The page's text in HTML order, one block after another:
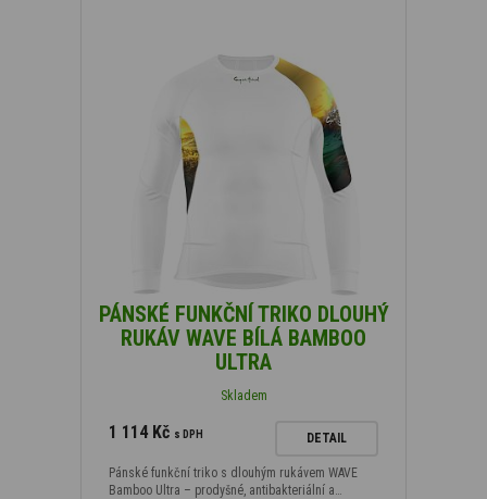
PÁNSKÉ FUNKČNÍ TRIKO DLOUHÝ
RUKÁV WAVE BÍLÁ BAMBOO
ULTRA
Skladem
1 114 Kč s DPH DETAIL
Pánské funkční triko s dlouhým rukávem WAVE
Bamboo Ultra – prodyšné, antibakteriální a…